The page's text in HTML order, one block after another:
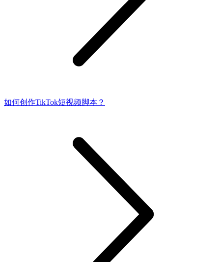
如何创作TikTok短视频脚本？